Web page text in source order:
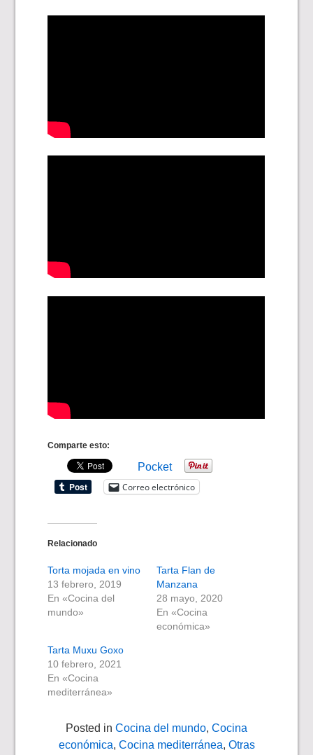
Comparte esto:
Pocket
Correo electrónico
Relacionado
Torta mojada en vino
13 febrero, 2019
En «Cocina del
mundo»
Tarta Flan de
Manzana
28 mayo, 2020
En «Cocina
económica»
Tarta Muxu Goxo
10 febrero, 2021
En «Cocina
mediterránea»
Posted in Cocina del mundo, Cocina
económica, Cocina mediterránea, Otras